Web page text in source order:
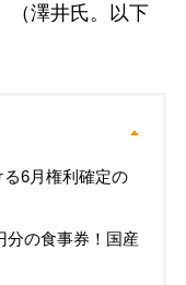
（澤井氏。以下
る6月権利確定の
分の食事券！国産